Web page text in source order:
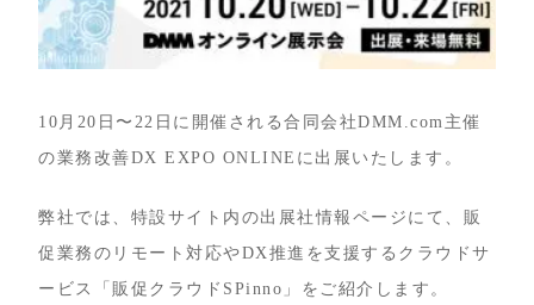
10月20日〜22日に開催される合同会社DMM.com主催
の業務改善DX EXPO ONLINEに出展いたします。
弊社では、特設サイト内の出展社情報ページにて、販
促業務のリモート対応やDX推進を支援するクラウドサ
ービス「販促クラウドSPinno」をご紹介します。